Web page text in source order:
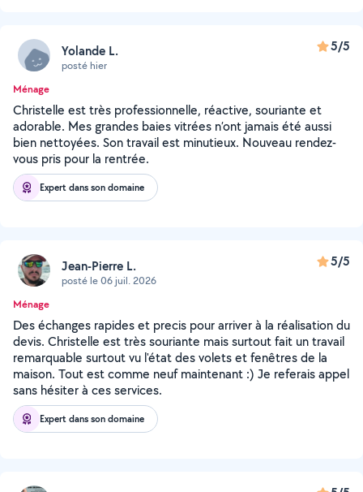
Yolande L.
posté hier
5/5
Ménage
Christelle est très professionnelle, réactive, souriante et
adorable. Mes grandes baies vitrées n’ont jamais été aussi
bien nettoyées. Son travail est minutieux. Nouveau rendez-
vous pris pour la rentrée.
Expert dans son domaine
Jean-Pierre L.
posté le 06 juil. 2026
5/5
Ménage
Des échanges rapides et precis pour arriver à la réalisation du
devis. Christelle est très souriante mais surtout fait un travail
remarquable surtout vu l'état des volets et fenêtres de la
maison. Tout est comme neuf maintenant :) Je referais appel
sans hésiter à ces services.
Expert dans son domaine